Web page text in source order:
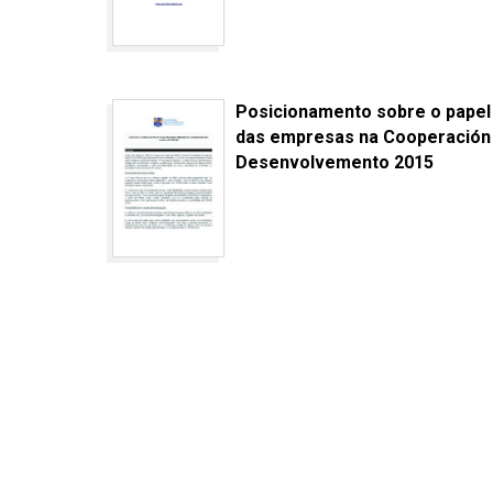
Posicionamento sobre o papel
das empresas na
Desenvolvemento 2015